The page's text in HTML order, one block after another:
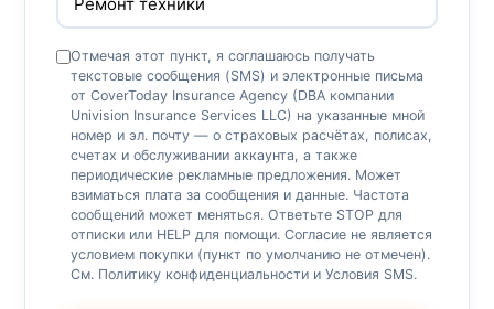
Отмечая этот пункт, я соглашаюсь получать
текстовые сообщения (SMS) и электронные письма
от CoverToday Insurance Agency (DBA компании
Univision Insurance Services LLC) на указанные мной
номер и эл. почту — о страховых расчётах, полисах,
счетах и обслуживании аккаунта, а также
периодические рекламные предложения. Может
взиматься плата за сообщения и данные. Частота
сообщений может меняться. Ответьте STOP для
отписки или HELP для помощи. Согласие не является
условием покупки (пункт по умолчанию не отмечен).
См. Политику конфиденциальности и Условия SMS.